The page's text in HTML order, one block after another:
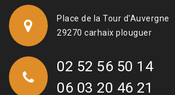
Place de la Tour d'Auvergne
29270 carhaix plouguer
02 52 56 50 14
06 03 20 46 21